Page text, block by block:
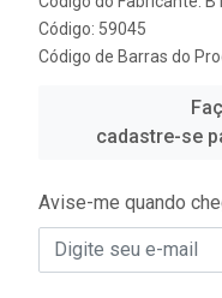
Código: 59045
Código de Barras do
cadastre-se
Avise-me quando